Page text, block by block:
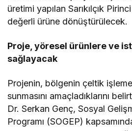
üretimi yapılan Sarıkılçık
değerli ürüne dönüştürülecek.
Proje, yöresel ürünlere ve
sağlayacak
Projenin, bölgenin çeltik
sunmasını amaçladıklarını
Dr. Serkan Genç, Sosyal
Programı (SOGEP)